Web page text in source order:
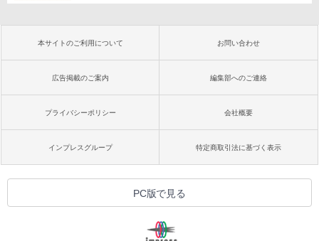
本サイトのご利用について お問い合わせ
広告掲載のご案内 編集部へのご連絡
プライバシーポリシー 会社概要
インプレスグループ 特定商取引法に基づく表示
PC版で見る